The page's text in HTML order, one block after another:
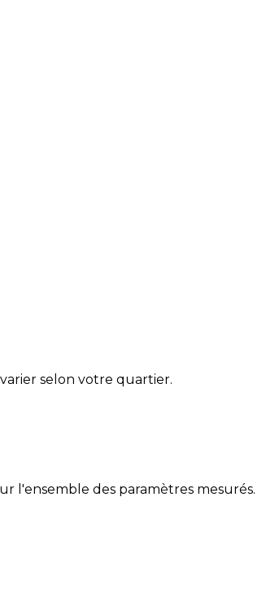
selon votre quartier.
l'ensemble des paramètres mesurés.